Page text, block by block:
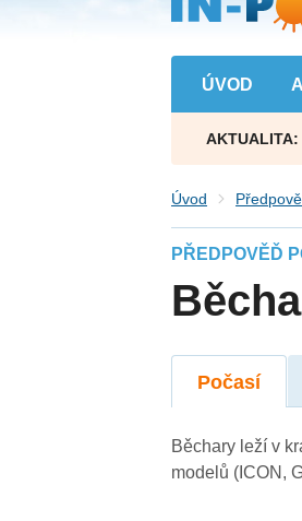
ÚVOD
AKTUALITA:
Úvod
PŘEDPOVĚĎ
Počasí
Běchary leží v
modelů (ICON,